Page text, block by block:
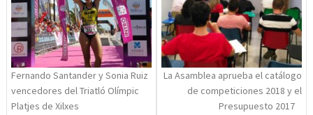
Fernando Santander y Sonia Ruiz
vencedores del Triatló Olímpic
Platjes de Xilxes
La Asamblea aprueba el catálogo
de competiciones 2018 y el
Presupuesto 2017